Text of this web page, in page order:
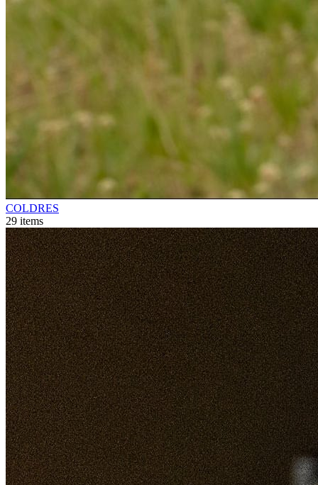
COLDRES
29 items